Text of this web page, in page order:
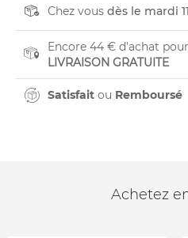
Chez vous dès le mardi
Encore 44 € d'achat
LIVRAISON GRATUITE
Satisfait ou Remboursé
Achetez